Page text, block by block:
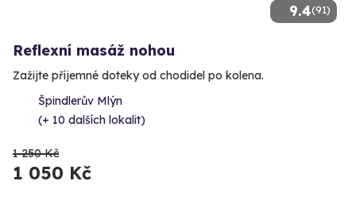
9.4(91)
Reflexní masáž nohou
Zažijte příjemné doteky od chodidel po kolena.
Špindlerův Mlýn
(+ 10 dalších lokalit)
1 250 Kč
1 050 Kč